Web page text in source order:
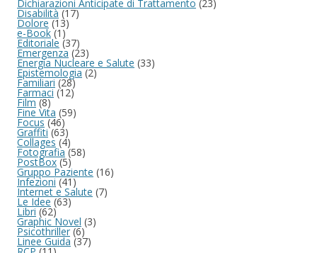
Dichiarazioni Anticipate di Trattamento (23)
Disabilità(17)
Dolore(13)
e-Book(1)
Editoriale (37)
Emergenza (23)
Energia Nucleare e Salute (33)
Epistemologia(2)
Familiari(28)
Farmaci(12)
Film(8)
Fine Vita (59)
Focus(46)
Graffiti(63)
Collages (4)
Fotografia (58)
PostBox(5)
Gruppo Paziente (16)
Infezioni(41)
Internet e Salute (7)
Le Idee(63)
Libri(62)
Graphic Novel (3)
Psicothriller(6)
Linee Guida (37)